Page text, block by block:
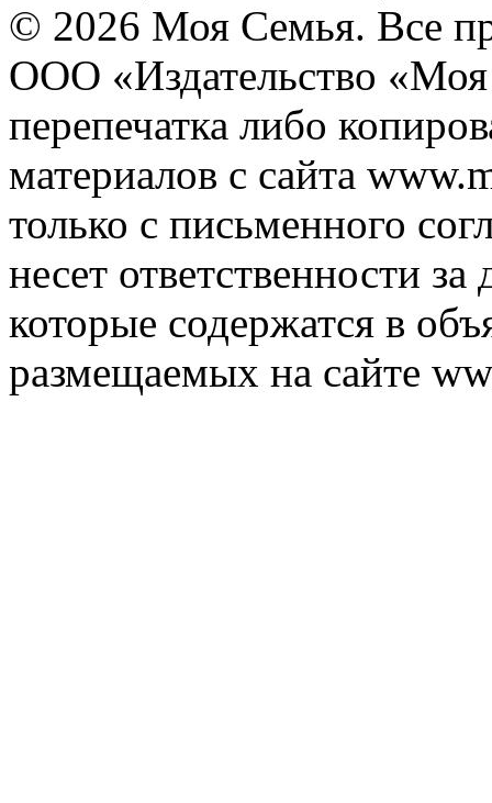
© 2026 Моя Семья. Все
ООО «Издательство
перепечатка либо
материалов с сайта
только с письменного
несет ответственности
которые содержатся в
размещаемых на сайте